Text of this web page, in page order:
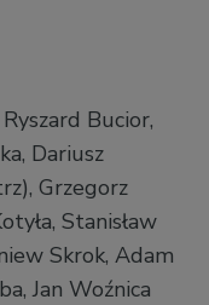
Bucior,
Dariusz
Grzegorz
Stanisław
Skrok, Adam
Jan Woźnica